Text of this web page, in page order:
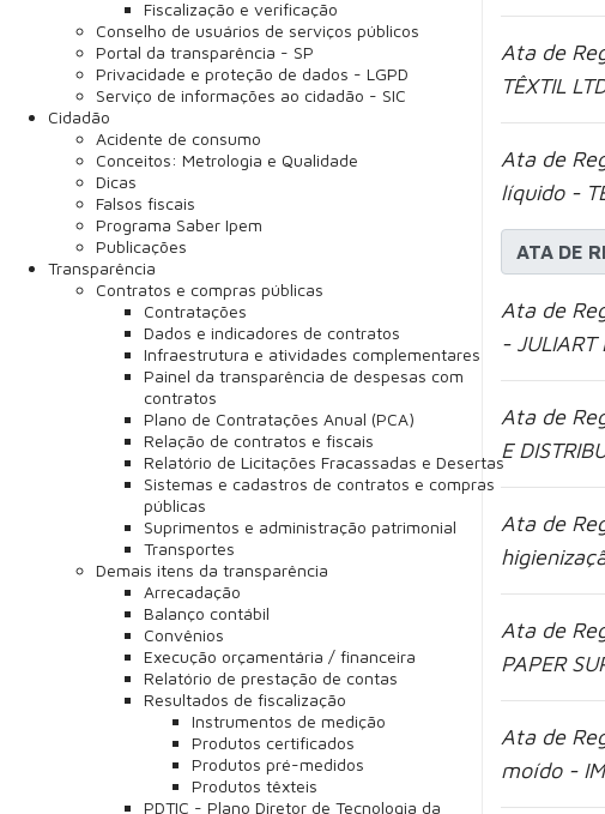
Fiscalização e verificação
Conselho de usuários de serviços públicos
Portal da transparência - SP
Privacidade e proteção de dados - LGPD
Serviço de informações ao cidadão - SIC
Cidadão
Acidente de consumo
Conceitos: Metrologia e Qualidade
Dicas
Falsos fiscais
Programa Saber Ipem
Publicações
Transparência
Contratos e compras públicas
Contratações
Dados e indicadores de contratos
Infraestrutura e atividades complementares
Painel da transparência de despesas com
contratos
Plano de Contratações Anual (PCA)
Relação de contratos e fiscais
Relatório de Licitações Fracassadas e Desertas
Sistemas e cadastros de contratos e compras
públicas
Suprimentos e administração patrimonial
Transportes
Demais itens da transparência
Arrecadação
Balanço contábil
Convênios
Execução orçamentária / financeira
Relatório de prestação de contas
Resultados de fiscalização
Instrumentos de medição
Produtos certificados
Produtos pré-medidos
Produtos têxteis
PDTIC - Plano Diretor de Tecnologia da
Ata de
TÊXTIL
Ata de
líquido -
ATA DE
Ata de
- JULIART
Ata de
E
Ata de
Ata de
PAPER
Ata de
moído -